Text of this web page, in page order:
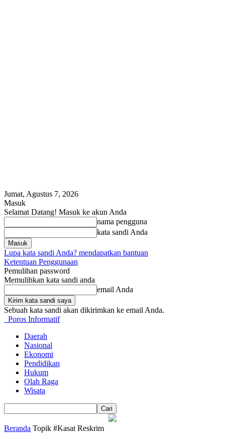
Jumat, Agustus 7, 2026
Masuk
Selamat Datang! Masuk ke akun Anda
nama pengguna
kata sandi Anda
Lupa kata sandi Anda? mendapatkan bantuan
Ketentuan Penggunaan
Pemulihan password
Memulihkan kata sandi anda
email Anda
Sebuah kata sandi akan dikirimkan ke email Anda.
Poros Informatif
Daerah
Nasional
Ekonomi
Pendidikan
Hukum
Olah Raga
Wisata
Beranda Topik #Kasat Reskrim